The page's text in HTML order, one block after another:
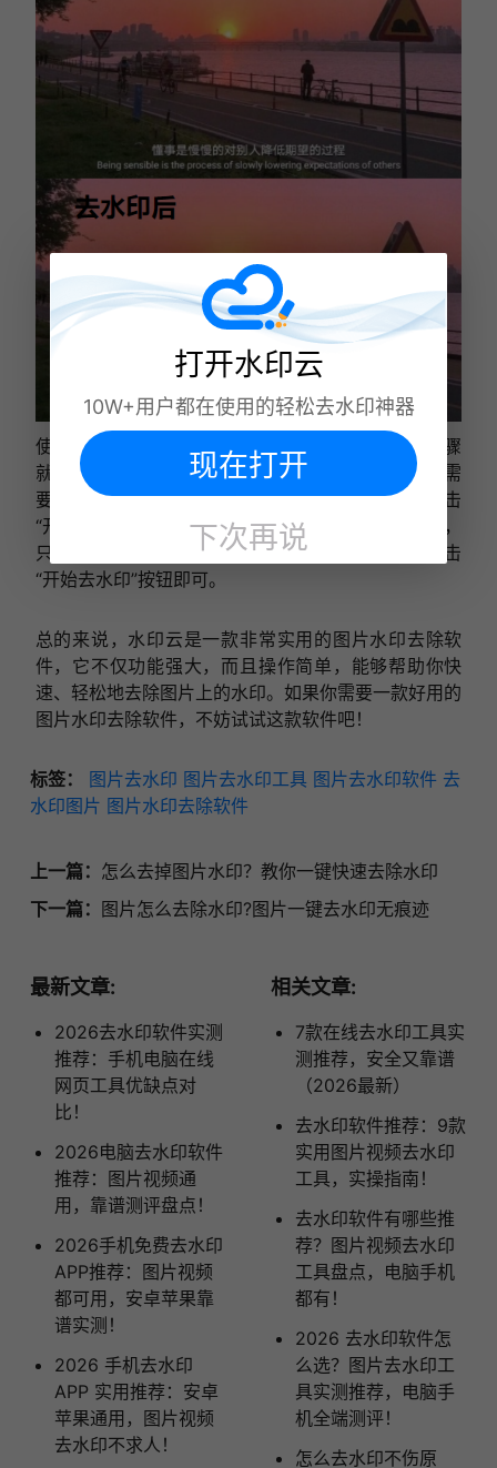
使用“水印云去水印”非常简单，只需要几个简单的步骤
就可以完成图片水印的去除。首先，打开软件并导入需
要处理的图片。然后，选择需要去除的水印区域，点击
“开始去水印”按钮即可完成去除。如果需要批量处理，
只需要将需要处理的图片一次性导入软件中，然后点击
“开始去水印”按钮即可。
总的来说，水印云是一款非常实用的图片水印去除软
件，它不仅功能强大，而且操作简单，能够帮助你快
速、轻松地去除图片上的水印。如果你需要一款好用的
图片水印去除软件，不妨试试这款软件吧！
标签： 图片去水印 图片去水印工具 图片去水印软件 去
水印图片 图片水印去除软件
上一篇： 怎么去掉图片水印？教你一键快速去除水印
下一篇： 图片怎么去除水印?图片一键去水印无痕迹
最新文章:
2026去水印软件实测
推荐：手机电脑在线
网页工具优缺点对
比！
2026电脑去水印软件
推荐：图片视频通
用，靠谱测评盘点！
2026手机免费去水印
APP推荐：图片视频
都可用，安卓苹果靠
谱实测！
2026 手机去水印
APP 实用推荐：安卓
苹果通用，图片视频
去水印不求人！
相关文章:
7款在线去水印工具实
测推荐，安全又靠谱
（2026最新）
去水印软件推荐：9款
实用图片视频去水印
工具，实操指南！
去水印软件有哪些推
荐？图片视频去水印
工具盘点，电脑手机
都有！
2026 去水印软件怎
么选？图片去水印工
具实测推荐，电脑手
机全端测评！
怎么去水印不伤原
打开水印云
10W+用户都在使用的轻松去水印神器
现在打开
下次再说